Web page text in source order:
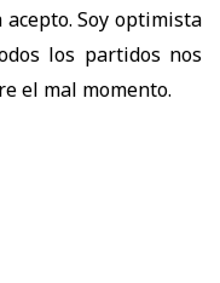
Soy optimista
los partidos nos
el mal momento.